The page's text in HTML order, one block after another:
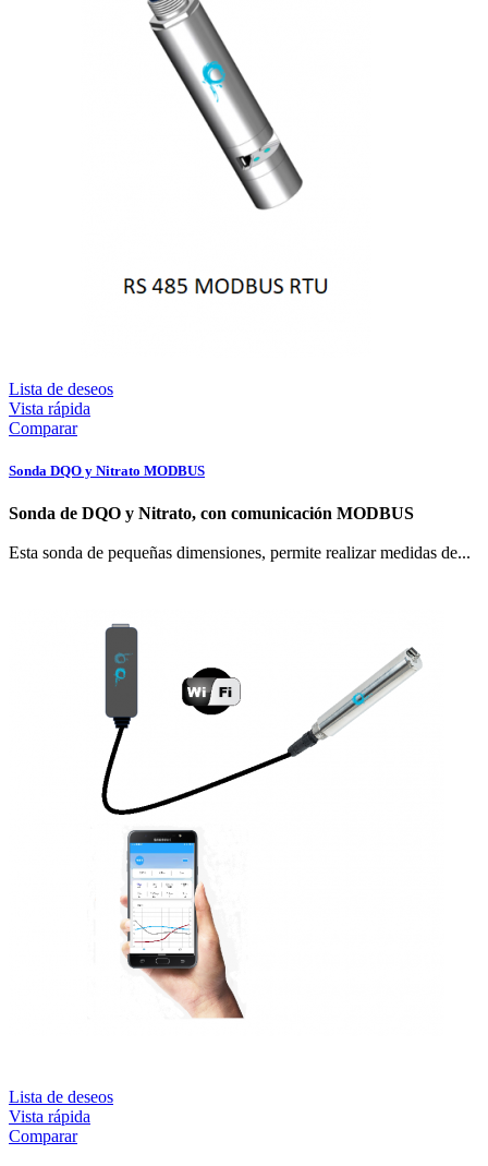
Lista de deseos
Vista rápida
Comparar
Sonda DQO y Nitrato MODBUS
Sonda de DQO y Nitrato, con comunicación MODBUS
Esta sonda de pequeñas dimensiones, permite realizar medidas de...
Lista de deseos
Vista rápida
Comparar